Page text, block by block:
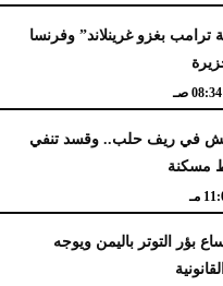
ترامب بغزو غرينلاند” وفرنسا
08:34 صـ
في ريف حلب.. وقسد تنفي
مسكنة
مـ
بؤر التوتر باليمن ويوجه